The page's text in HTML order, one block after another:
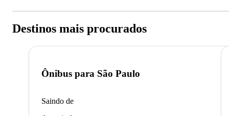
Destinos mais procurados
Ônibus para São Paulo
Saindo de